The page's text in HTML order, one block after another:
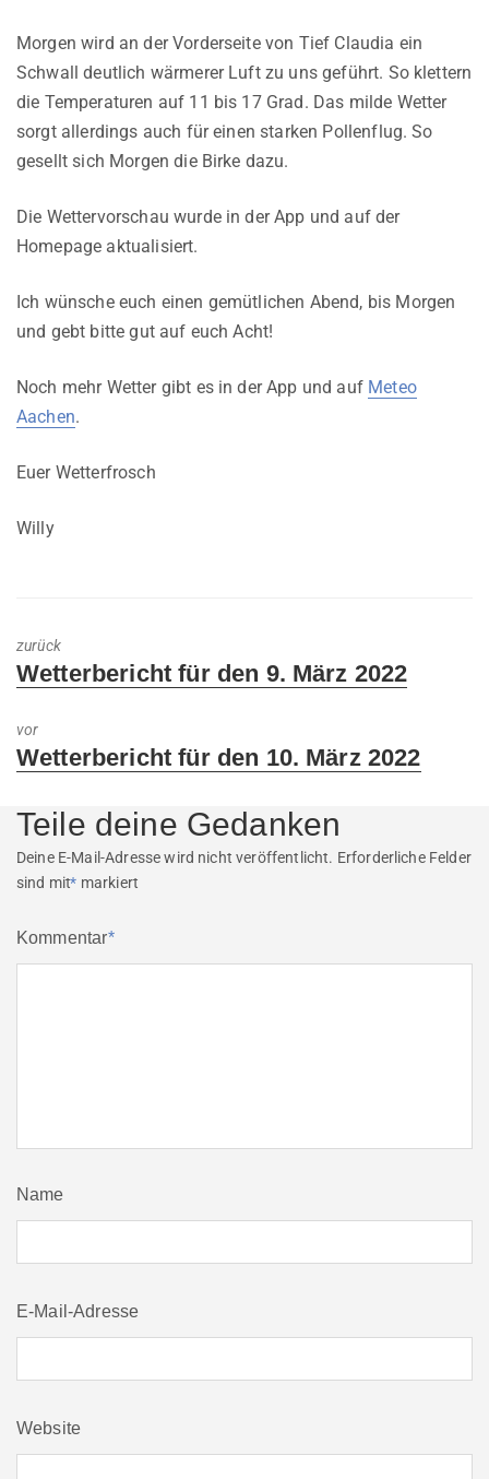
Morgen wird an der Vorderseite von Tief Claudia ein
Schwall deutlich wärmerer Luft zu uns geführt. So klettern
die Temperaturen auf 11 bis 17 Grad. Das milde Wetter
sorgt allerdings auch für einen starken Pollenflug. So
gesellt sich Morgen die Birke dazu.
Die Wettervorschau wurde in der App und auf der
Homepage aktualisiert.
Ich wünsche euch einen gemütlichen Abend, bis Morgen
und gebt bitte gut auf euch Acht!
Noch mehr Wetter gibt es in der App und auf Meteo
Aachen.
Euer Wetterfrosch
Willy
zurück
Previous
Wetterbericht für den 9. März 2022
vor
Next
Wetterbericht für den 10. März 2022
Teile deine Gedanken
Deine E-Mail-Adresse wird nicht veröffentlicht. Erforderliche Felder
sind mit* markiert
Kommentar*
Name
E-Mail-Adresse
Website